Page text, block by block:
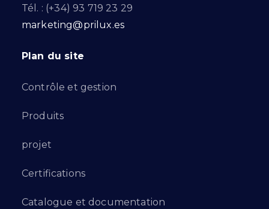
Tél. : (+34) 93 719 23 29
marketing@prilux.es
Plan du site
Contrôle et gestion
Produits
projet
Certifications
Catalogue et documentation